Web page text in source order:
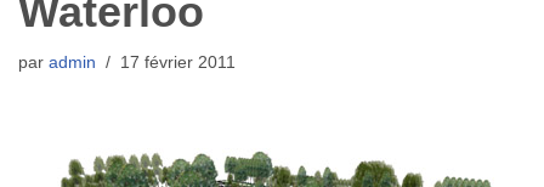
Waterloo
par admin 17 février 2011